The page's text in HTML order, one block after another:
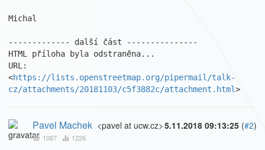
Michal
------------- další část ---------------
HTML příloha byla odstraněna...
URL:
<https://lists.openstreetmap.org/pipermail/talk-
cz/attachments/20181103/c5f3882c/attachment.html>
5.11.2018 09:13:25 (#2)
Pavel Machek <pavel at ucw.cz>
1067 1226